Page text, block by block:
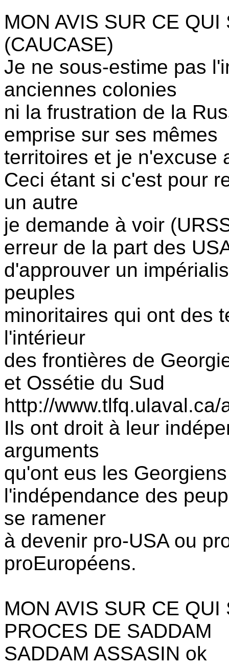
MON AVIS SUR CE
(CAUCASE)
Je ne sous-estime pas
anciennes colonies
ni la frustration de la
emprise sur ses mêmes
territoires et je n'excuse
Ceci étant si c'est pour
un autre
je demande à voir
erreur de la part des
d'approuver un
peuples
minoritaires qui ont des
l'intérieur
des frontières de
et Ossétie du Sud
http://
Ils ont droit à leur
arguments
qu'ont eus les Georgiens
l'indépendance des
se ramener
à devenir pro-USA ou
proEuropéens.
MON AVIS SUR CE
PROCES DE SADDAM
SADDAM ASSASIN ok